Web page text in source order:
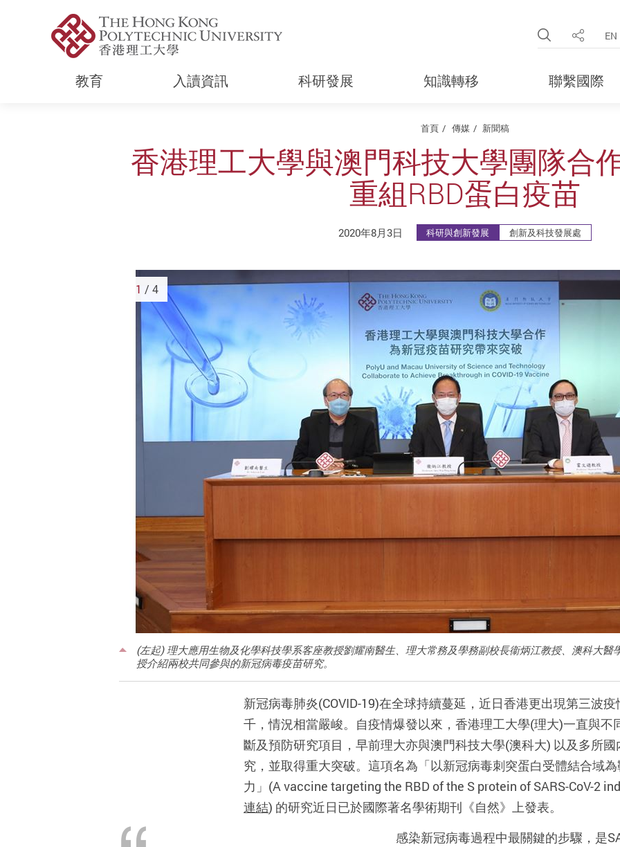
Open Site
分享 EN
教育 入讀資訊 科研發展 知識轉移 聯繫國際
首頁 傳媒 新聞稿
香港理工大學與澳門科技大學團隊合
重組RBD蛋白疫苗
2020年8月3日 科研與創新發展 創新及科技發展處
(左起) 理大應用生物及化學科技學系客座教授劉耀南醫生、理大常務及學務副校長衞炳江教授、澳科大
授介紹兩校共同參與的新冠病毒疫苗研究。
1 / 4
新冠病毒肺炎(COVID-19)在全球持續蔓延，近日香港更出現第三波
千，情況相當嚴峻。自疫情爆發以來，香港理工大學(理大)一直與不
斷及預防研究項目，早前理大亦與澳門科技大學(澳科大) 以及多所
究，並取得重大突破。這項名為「以新冠病毒刺突蛋白受體結合域
力」(A vaccine targeting the RBD of the S protein of SARS-CoV-2
連結) 的研究近日已於國際著名學術期刊《自然》上發表。
感染新冠病毒過程中最關鍵的步驟，是